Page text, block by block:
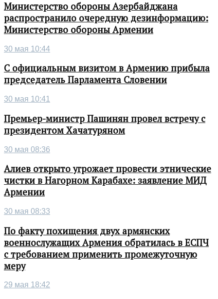
Министерство обороны Азербайджана
распространило очередную дезинформацию:
Министерство обороны Армении
30 мая 10:44
С официальным визитом в Армению прибыла
председатель Парламента Словении
30 мая 10:41
Премьер-министр Пашинян провел встречу с
президентом Хачатуряном
30 мая 08:36
Алиев открыто угрожает провести этнические
чистки в Нагорном Карабахе: заявление МИД
Армении
30 мая 08:33
По факту похищения двух армянских
военнослужащих Армения обратилась в ЕСПЧ
с требованием применить промежуточную
меру
29 мая 18:42